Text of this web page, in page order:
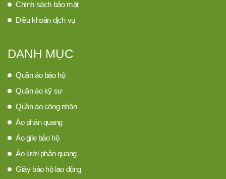
Chính sách bảo mật
Điều khoản dịch vụ
DANH MỤC
Quần áo bảo hộ
Quần áo kỹ sư
Quần áo công nhân
Áo phản quang
Áo gile bảo hộ
Áo lưới phản quang
Giày bảo hộ lao động